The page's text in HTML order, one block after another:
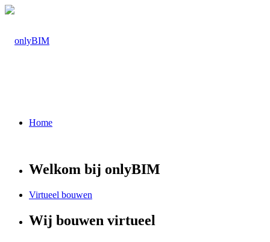
Home
Virtueel bouwen
Welkom bij onlyBIM
Wij bouwen virtueel